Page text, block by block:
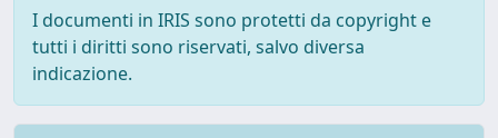
I documenti in IRIS sono protetti da copyright e
tutti i diritti sono riservati, salvo diversa
indicazione.